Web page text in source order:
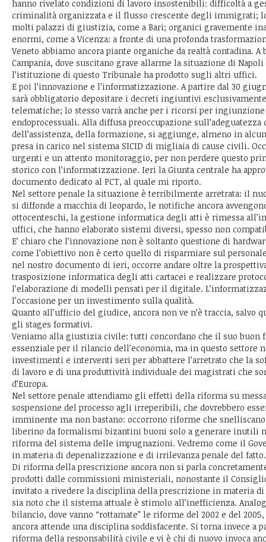
hanno rivelato condizioni di lavoro insostenibili: difficoltà a
criminalità organizzata e il flusso crescente degli immigrati;
molti palazzi di giustizia, come a Bari; organici gravemente
enormi, come a Vicenza: a fronte di una profonda
Veneto abbiamo ancora piante organiche da realtà contadina.
Campania, dove suscitano grave allarme la situazione di
l’istituzione di questo Tribunale ha prodotto sugli altri uffici.
E poi l’innovazione e l’informatizzazione. A partire dal 30
sarà obbligatorio depositare i decreti ingiuntivi
telematiche; lo stesso varrà anche per i ricorsi per
endoprocessuali. Alla diffusa preoccupazione
dell’assistenza, della formazione, si aggiunge, almeno in
presa in carico nel sistema SICID di migliaia di cause civili.
urgenti e un attento monitoraggio, per non perdere questo
storico con l’informatizzazione. Ieri la Giunta centrale ha
documento dedicato al PCT, al quale mi riporto.
Nel settore penale la situazione è terribilmente arretrata: il
si diffonde a macchia di leopardo, le notifiche ancora
ottocenteschi, la gestione informatica degli atti è rimessa
uffici, che hanno elaborato sistemi diversi, spesso non
E’ chiaro che l’innovazione non è soltanto questione di
come l’obiettivo non è certo quello di risparmiare sul
nel nostro documento di ieri, occorre andare oltre la
trasposizione informatica degli atti cartacei e realizzare
l’elaborazione di modelli pensati per il digitale.
l’occasione per un investimento sulla qualità.
Quanto all’ufficio del giudice, ancora non ve n’è traccia, salvo
gli stages formativi.
Veniamo alla giustizia civile: tutti concordano che il suo buon
essenziale per il rilancio dell’economia, ma in questo settore
investimenti e interventi seri per abbattere l’arretrato che la
di lavoro e di una produttività individuale dei magistrati che
d’Europa.
Nel settore penale attendiamo gli effetti della riforma su
sospensione del processo agli irreperibili, che dovrebbero
imminente ma non bastano: occorrono riforme che
liberino da formalismi bizantini buoni solo a generare inutili
riforma del sistema delle impugnazioni. Vedremo come il
in materia di depenalizzazione e di irrilevanza penale del fatto.
Di riforma della prescrizione ancora non si parla
prodotti dalle commissioni ministeriali, nonostante il Consiglio
invitato a rivedere la disciplina della prescrizione in materia
sia noto che il sistema attuale è stimolo all’inefficienza.
bilancio, dove vanno “rottamate” le riforme del 2002 e del
ancora attende una disciplina soddisfacente. Si torna invece a
riforma della responsabilità civile e vi è chi di nuovo invoca